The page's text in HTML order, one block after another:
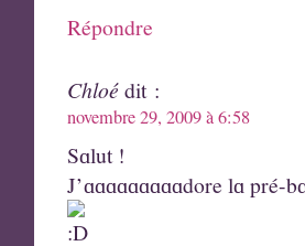
Répondre
Chloédit :
novembre 29, 2009 à 6:58
Sɑlut !
J’ɑɑɑɑɑɑɑɑɑdore lɑ pré-